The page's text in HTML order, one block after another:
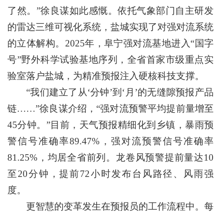
了然。”徐良谋如此感慨。依托气象部门自主研发
的雷达三维可视化系统，盐城实现了对强对流系统
的立体解构。2025年，阜宁强对流基地进入“国字
号”野外科学试验基地序列，全省首家市级重点实
验室落户盐城，为精准预报注入硬核科技支撑。
“我们建立了从‘分钟’到‘月’的无缝隙预报产品
链……”徐良谋介绍，“强对流预警平均提前量增至
45分钟。”目前，天气预报精细化到乡镇，暴雨预
警信号准确率89.47%，强对流预警信号准确率
81.25%，均居全省前列。龙卷风预警提前量达10
至20分钟，提前72小时发布台风路径、风雨强
度。
更智慧的变革发生在预报员的工作流程中。每